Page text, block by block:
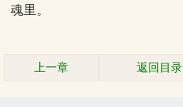
魂里。
上一章 返回目录